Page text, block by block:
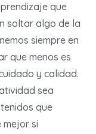
que
soltar algo de la
siempre en
que menos es
y calidad.
sea
que
mejor si